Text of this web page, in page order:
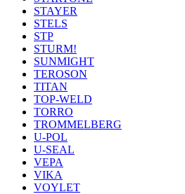
STAYER
STELS
STP
STURM!
SUNMIGHT
TEROSON
TITAN
TOP-WELD
TORRO
TROMMELBERG
U-POL
U-SEAL
VEPA
VIKA
VOYLET